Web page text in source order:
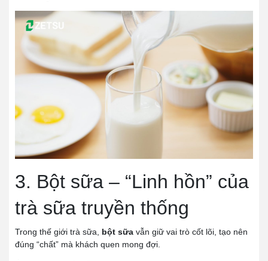
3. Bột sữa – “Linh hồn” của
trà sữa truyền thống
Trong thế giới trà sữa, bột sữa vẫn giữ vai trò cốt lõi, tạo nên
đúng “chất” mà khách quen mong đợi.